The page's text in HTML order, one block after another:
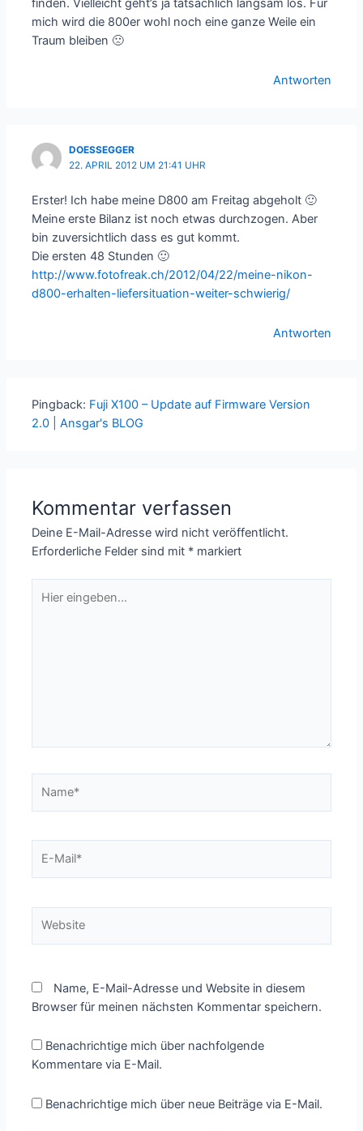
finden. Vielleicht geht’s ja tatsächlich langsam los. Für
mich wird die 800er wohl noch eine ganze Weile ein
Traum bleiben 🙁
Antworten
DOESSEGGER
22. APRIL 2012 UM 21:41 UHR
Erster! Ich habe meine D800 am Freitag abgeholt 🙂
Meine erste Bilanz ist noch etwas durchzogen. Aber
bin zuversichtlich dass es gut kommt.
Die ersten 48 Stunden 🙂
http://www.fotofreak.ch/2012/04/22/meine-nikon-
d800-erhalten-liefersituation-weiter-schwierig/
Antworten
Pingback: Fuji X100 – Update auf Firmware Version
2.0 | Ansgar's BLOG
Kommentar verfassen
Deine E-Mail-Adresse wird nicht veröffentlicht.
Erforderliche Felder sind mit * markiert
eingeben…
Mail*
Name, E-Mail-Adresse und Website in diesem
Browser für meinen nächsten Kommentar speichern.
Benachrichtige mich über nachfolgende
Kommentare via E-Mail.
Benachrichtige mich über neue Beiträge via E-Mail.